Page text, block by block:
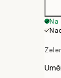
Na